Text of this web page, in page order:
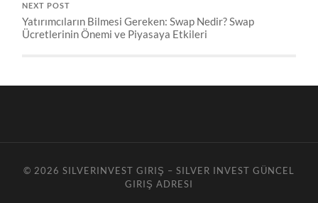
NEXT POST
Yatırımcıların Bilmesi Gereken: Swap Nedir? Swap
Ücretlerinin Önemi ve Piyasaya Etkileri
© 2026 SILVERINVEST GIRIŞ – SILVER INVEST GÜNCEL
GIRIŞ ADRESI